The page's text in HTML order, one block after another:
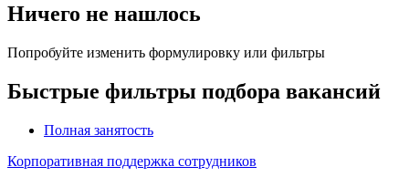
Ничего не нашлось
Попробуйте изменить формулировку или фильтры
Быстрые фильтры подбора вакансий
Полная занятость
Корпоративная поддержка сотрудников